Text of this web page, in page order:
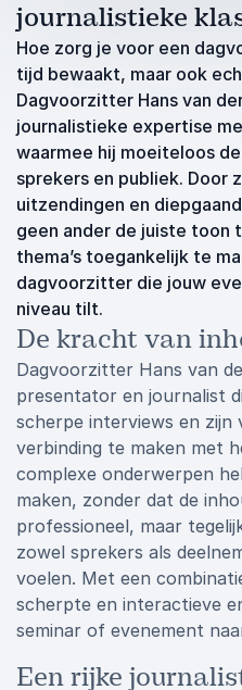
journalistieke
Hoe zorg je voor een
tijd bewaakt, maar ook
Dagvoorzitter Hans van
journalistieke expertise
waarmee hij moeiteloos
sprekers en publiek. Door
uitzendingen en
geen ander de juiste toon
thema’s toegankelijk te
dagvoorzitter die jouw
niveau tilt.
De kracht van
Dagvoorzitter Hans van
presentator en journalist
scherpe interviews en zijn
verbinding te maken met
complexe onderwerpen
maken, zonder dat de
professioneel, maar
zowel sprekers als
voelen. Met een
scherpte en interactieve
seminar of evenement
Een rijke